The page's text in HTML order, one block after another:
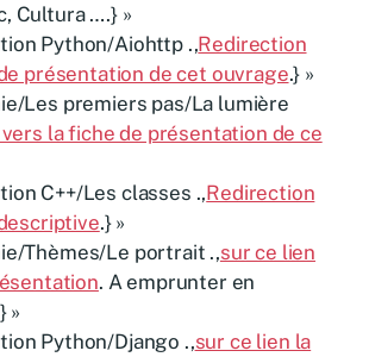
Cultura ….} »
Python/Aiohttp .,Redirection
présentation de cet ouvrage.} »
Les premiers pas/La lumière
la fiche de présentation de ce
C++/Les classes .,Redirection
.} »
Thèmes/Le portrait .,sur ce lien
. A emprunter en
»
Python/Django .,sur ce lien la